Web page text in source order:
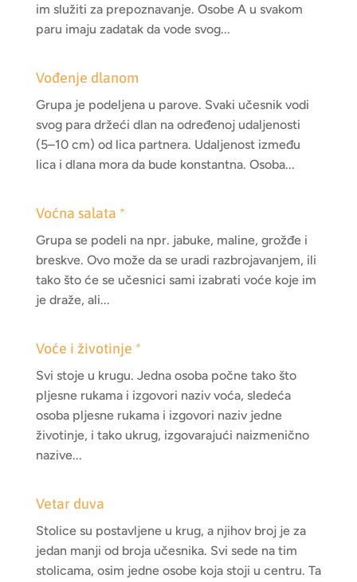
im služiti za prepoznavanje. Osobe A u svakom
paru imaju zadatak da vode svog...
Vođenje dlanom
Grupa je podeljena u parove. Svaki učesnik vodi
svog para držeći dlan na određenoj udaljenosti
(5–10 cm) od lica partnera. Udaljenost između
lica i dlana mora da bude konstantna. Osoba...
Voćna salata *
Grupa se podeli na npr. jabuke, maline, grožđe i
breskve. Ovo može da se uradi razbrojavanjem, ili
tako što će se učesnici sami izabrati voće koje im
je draže, ali...
Voće i životinje *
Svi stoje u krugu. Jedna osoba počne tako što
pljesne rukama i izgovori naziv voća, sledeća
osoba pljesne rukama i izgovori naziv jedne
životinje, i tako ukrug, izgovarajući naizmenično
nazive...
Vetar duva
Stolice su postavljene u krug, a njihov broj je za
jedan manji od broja učesnika. Svi sede na tim
stolicama, osim jedne osobe koja stoji u centru. Ta